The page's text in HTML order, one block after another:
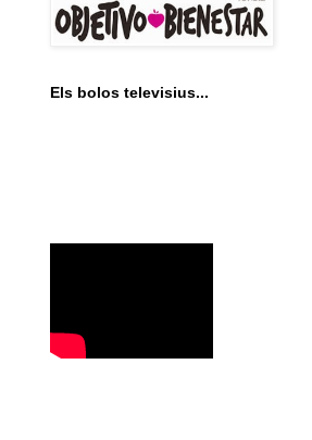
Els bolos televisius...